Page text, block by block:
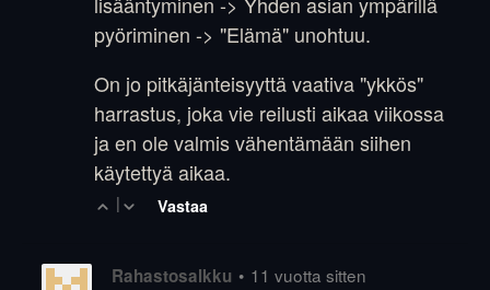
pyöriminen -> "Elämä" unohtuu.
On jo pitkäjänteisyyttä vaativa "ykkös"
harrastus, joka vie reilusti aikaa viikossa
ja en ole valmis vähentämään siihen
käytettyä aikaa.
| Vastaa
Rahastosalkku • 11 vuotta sitten